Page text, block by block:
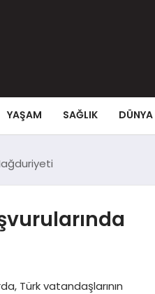
YAŞAM SAĞLIK DÜNYA
Türk vatandaşlarının